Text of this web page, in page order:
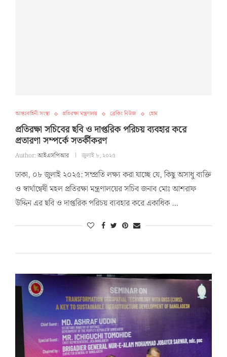
আন্তঃবাহিনী সংস্থা প্রতিরক্ষা মন্ত্রণালয় ব্রেকিং নিউজ হোম
প্রতিরক্ষা সচিবের ছবি ও দাপ্তরিক পরিচয় ব্যবহার করে
প্রতারণা সম্পর্কে সতর্কীকরণ
Author:আইএসপিআর জুলাই ৮, ২০২৫
ঢাকা, ০৮ জুলাই ২০২৫: সম্প্রতি লক্ষ্য করা যাচ্ছে যে, কিছু অসাধু ব্যক্তি
ও স্বার্থান্বেষী মহল প্রতিরক্ষা মন্ত্রণালয়ের সচিব জনাব মোঃ আশরাফ
উদ্দিন এর ছবি ও দাপ্তরিক পরিচয় ব্যবহার করে একাধিক …